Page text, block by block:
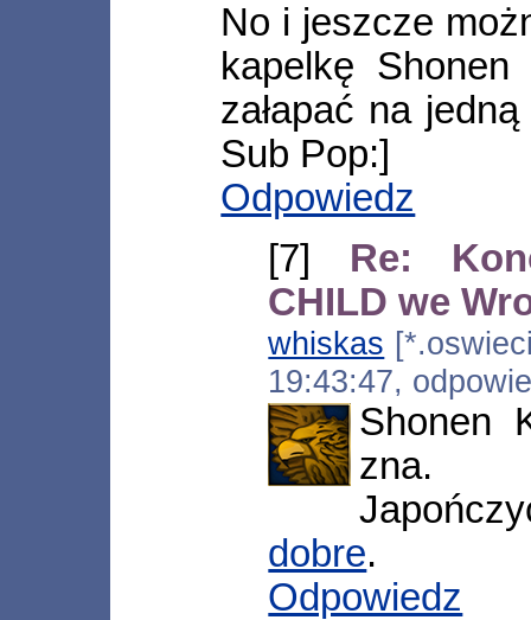
No i jeszcze
kapelkę
załapać na
Sub Pop:]
Odpowiedz
[7] Re:
CHILD we
whiskas
19:43:47,
Shonen
zna.
dobre.
Odpowiedz